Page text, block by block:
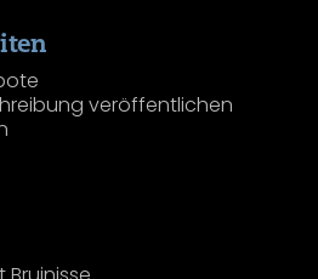
veröffentlichen